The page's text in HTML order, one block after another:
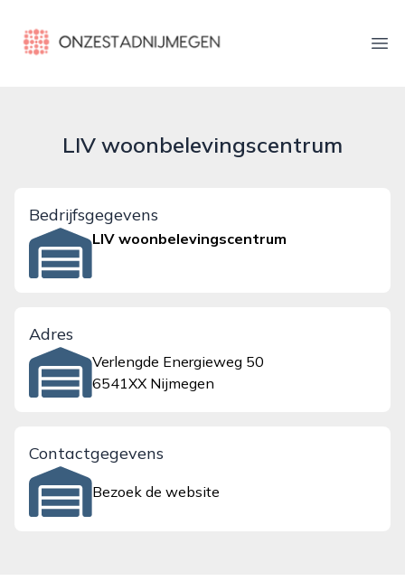
onzestadnijmegen.nl
LIV woonbelevingscentrum
Bedrijfsgegevens
LIV woonbelevingscentrum
Adres
Verlengde Energieweg 50
6541XX Nijmegen
Contactgegevens
Bezoek de website